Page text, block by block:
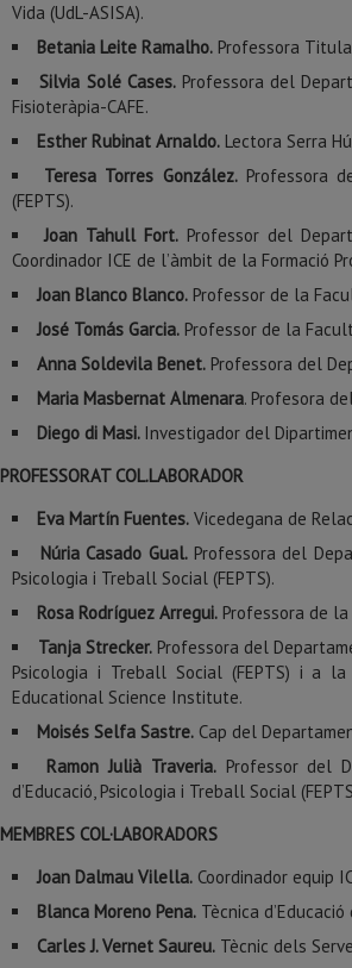
Vida (UdL-ASISA).
Betania Leite Ramalho. Professora
Silvia Solé Cases.Professora del
Fisioteràpia-CAFE.
Esther Rubinat Arnaldo. Lectora Serra
Teresa Torres González.Professora
(FEPTS).
Joan Tahull Fort. Professor del
Coordinador ICE de l’àmbit de la Formació
Joan Blanco Blanco. Professor de la
José Tomás Garcia. Professor de la
Anna Soldevila Benet. Professora del
Maria Masbernat Almenara. Profesora
Diego di Masi. Investigador del
PROFESSORAT COL.LABORADOR
Eva Martín Fuentes. Vicedegana de
Núria Casado Gual.Professora del
Psicologia i Treball Social (FEPTS).
Rosa Rodríguez Arregui. Professora de
Tanja Strecker.Professora del
Psicologia i Treball Social (FEPTS) i a la
Educational Science Institute.
Moisés Selfa Sastre. Cap del
Ramon Julià Traveria.Professor del
d’Educació, Psicologia i Treball Social
MEMBRES COL·LABORADORS
Joan Dalmau Vilella. Coordinador equip
Blanca Moreno Pena. Tècnica
Carles J. Vernet Saureu. Tècnic dels